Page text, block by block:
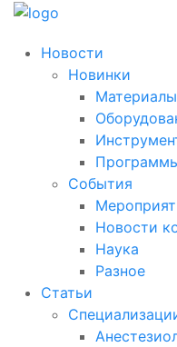
Новости
Новинки
Материалы
События
Новости
Наука
Разное
Статьи